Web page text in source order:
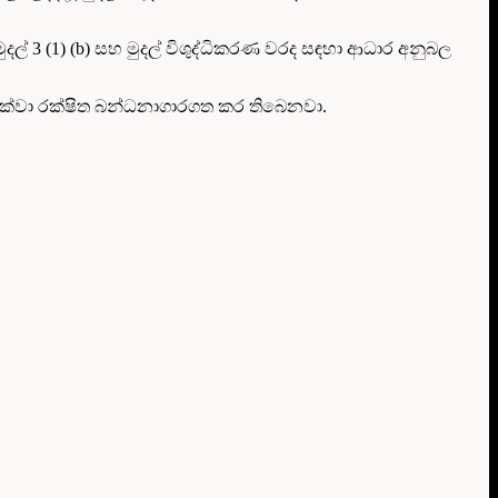
3 (1) (b) සහ මුදල් විශුද්ධිකරණ වරද සඳහා ආධාර අනුබල
රක්ෂිත බන්ධනාගාරගත කර තිබෙනවා.